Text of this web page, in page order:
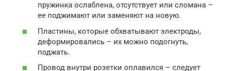
пружинка ослаблена, отсутствует или сломана –
ее поджимают или заменяют на новую.
Пластины, которые обхватывают электроды,
деформировались – их можно подогнуть,
поджать.
Провод внутри розетки оплавился – следует